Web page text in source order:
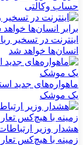
حساب وکالتی
انسان‌ها خواهد شد
یک موشک
هشدار وزیر
زمینه با هیچ‌کس